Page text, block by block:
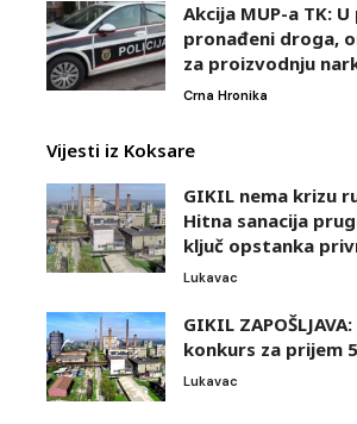
Akcija MUP-a TK:
pronađeni droga,
za proizvodnju
Crna Hronika
Vijesti iz Koksare
GIKIL nema krizu
Hitna sanacija
ključ opstanka
Lukavac
GIKIL
konkurs za prijem
Lukavac